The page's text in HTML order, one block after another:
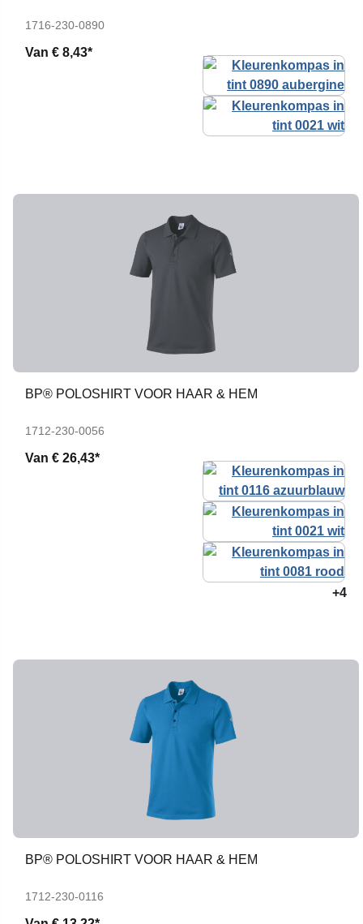
1716-230-0890
Van € 8,43*
BP® POLOSHIRT VOOR HAAR & HEM
1712-230-0056
Van € 26,43*
+4
BP® POLOSHIRT VOOR HAAR & HEM
1712-230-0116